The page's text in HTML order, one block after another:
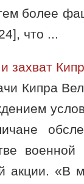
более
что ...
захват
Кипра
акции. «В